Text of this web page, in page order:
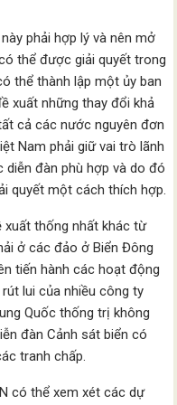
phải hợp lý và nên mở
thể được giải quyết trong
thể thành lập một ủy ban
xuất những thay đổi khả
cả các nước nguyên đơn
Nam phải giữ vai trò lãnh
diễn đàn phù hợp và do đó
quyết một cách thích hợp.
xuất thống nhất khác từ
ở các đảo ở Biển Đông
tiến hành các hoạt động
lui của nhiều công ty
Quốc thống trị không
đàn Cảnh sát biển có
tranh chấp.
có thể xem xét các dự